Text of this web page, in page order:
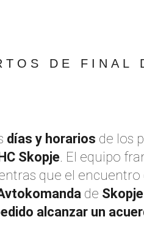
DE FINAL
días y horarios de los
Skopje. El equipo
que el encuentro
de Skopje
alcanzar un